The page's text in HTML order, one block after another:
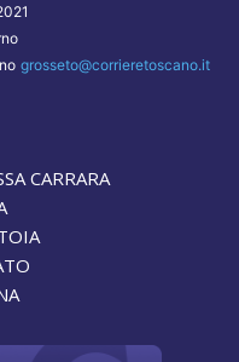
grosseto@corrieretoscano.it
CARRARA